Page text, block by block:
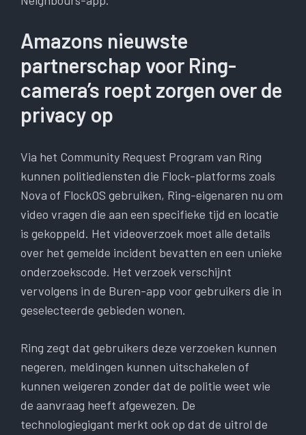
Amazons nieuwste
partnerschap voor Ring-
camera’s roept zorgen over de
privacy op
Via het Community Request Program van Ring
kunnen politiediensten die Flock-platforms zoals
Nova of FlockOS gebruiken, Ring-eigenaren nu om
video vragen die aan een specifieke tijd en locatie
is gekoppeld. Het videoverzoek moet alle details
over het gemelde incident bevatten en een unieke
onderzoekscode. Het verzoek verschijnt
vervolgens in de Buren-app voor gebruikers die in
geselecteerde gebieden wonen.
Ring zegt dat gebruikers deze verzoeken kunnen
negeren, meldingen kunnen uitschakelen of
kunnen weigeren zonder dat de politie weet wie
de aanvraag heeft afgewezen. De
technologiegigant merkt ook op dat de uitrol de